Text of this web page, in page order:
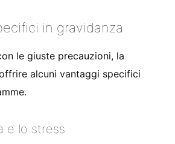
in gravidanza
le giuste precauzioni, la
alcuni vantaggi specifici
e lo stress